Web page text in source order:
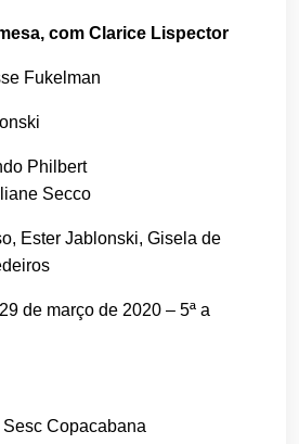
com Clarice Lispector
Fukelman
Philbert
Secco
Ester Jablonski, Gisela de
de março de 2020 – 5ª a
Copacabana